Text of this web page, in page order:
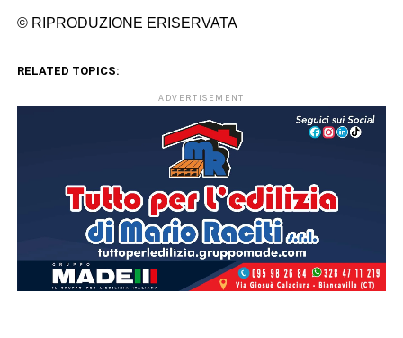
© RIPRODUZIONE ERISERVATA
RELATED TOPICS:
ADVERTISEMENT